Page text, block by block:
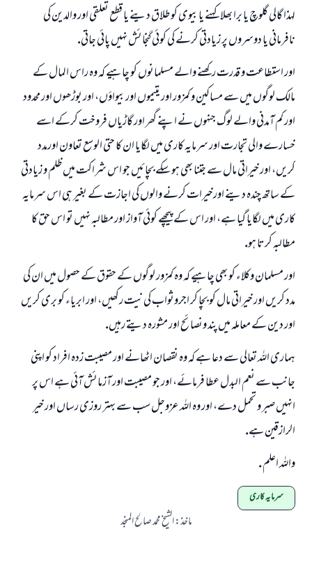
لہذا گالى گلوچ يا برا بھلا كہنے يا بيوى كو طلاق دينے يا قطع تعلقى اور والدين كى
نافرمانى يا دوسروں پر زيادتى كرنے كى كوئي گنجائش نہيں پائى جاتى.
اور استطاعت و قدرت ركھنے والے مسلمانوں كو چاہيے كہ وہ راس المال كے
مالك لوگوں ميں سے مساكين و كمزور اور يتيموں اور بيواؤں، اور بوڑھوں اور محدود
اور كم آمدنى والے لوگ جنہوں نے اپنے گھر اور گاڑياں فروخت كركے اسے
خسارے والى تجارت اور سرمايہ كارى ميں لگايا ان كا حتى الوسع تعاون اورمدد
كريں، اور خيراتى مال سے جتنا بھى ہو سكے بچائيں جو اس شراكت ميں ظلم و زيادتى
كے ساتھ چندہ دينے اورخيرات كرنے والوں كى اجازت كے بغير ہى اس سرمايہ
كارى ميں لگايا گيا ہے، اور اس كے پيچھے كوئى آواز اور مطالبہ نہيں تو اس حق كا
مطالبہ كرتا ہو.
اور مسلمان وكلاء كو بھى چاہيے كہ وہ كمزور لوگوں كے حقوق كے حصول ميں ان كى
مدد كريں اور خيراتى مال كو بچا كر اجروثواب كى نيت ركھيں، اور ابرياء كو برى كريں
اور دين كے معاملہ ميں پند ونصائح اور مشورہ ديتے رہيں.
ہمارى اللہ تعالى سے دعا ہے كہ وہ نقصان اٹھانے اور مصيبت زدہ افراد كو اپنى
جانب سے نعم البدل عطا فرمائے، اور جو مصيبت اور آزمائش آئى ہے اس پر
انہيں صبر و تحمل دے، اور وہ اللہ عزوجل سب سے بہتر روزى رساں اور خير
الرازقين ہے.
واللہ اعلم .
سرمایہ کاری
ماخذ:الشيخ محمد صالح المنجد